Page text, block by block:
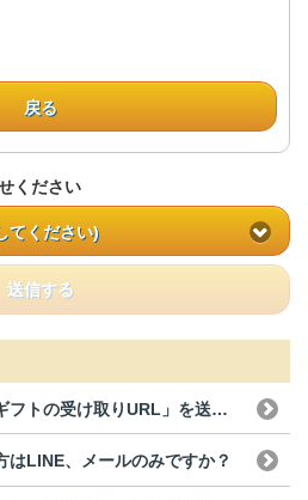
戻る
ください
てください)
送信する
ソーシャルギフトで、「ギフトの受け取りURL」を送った...
はLINE、メールのみですか？